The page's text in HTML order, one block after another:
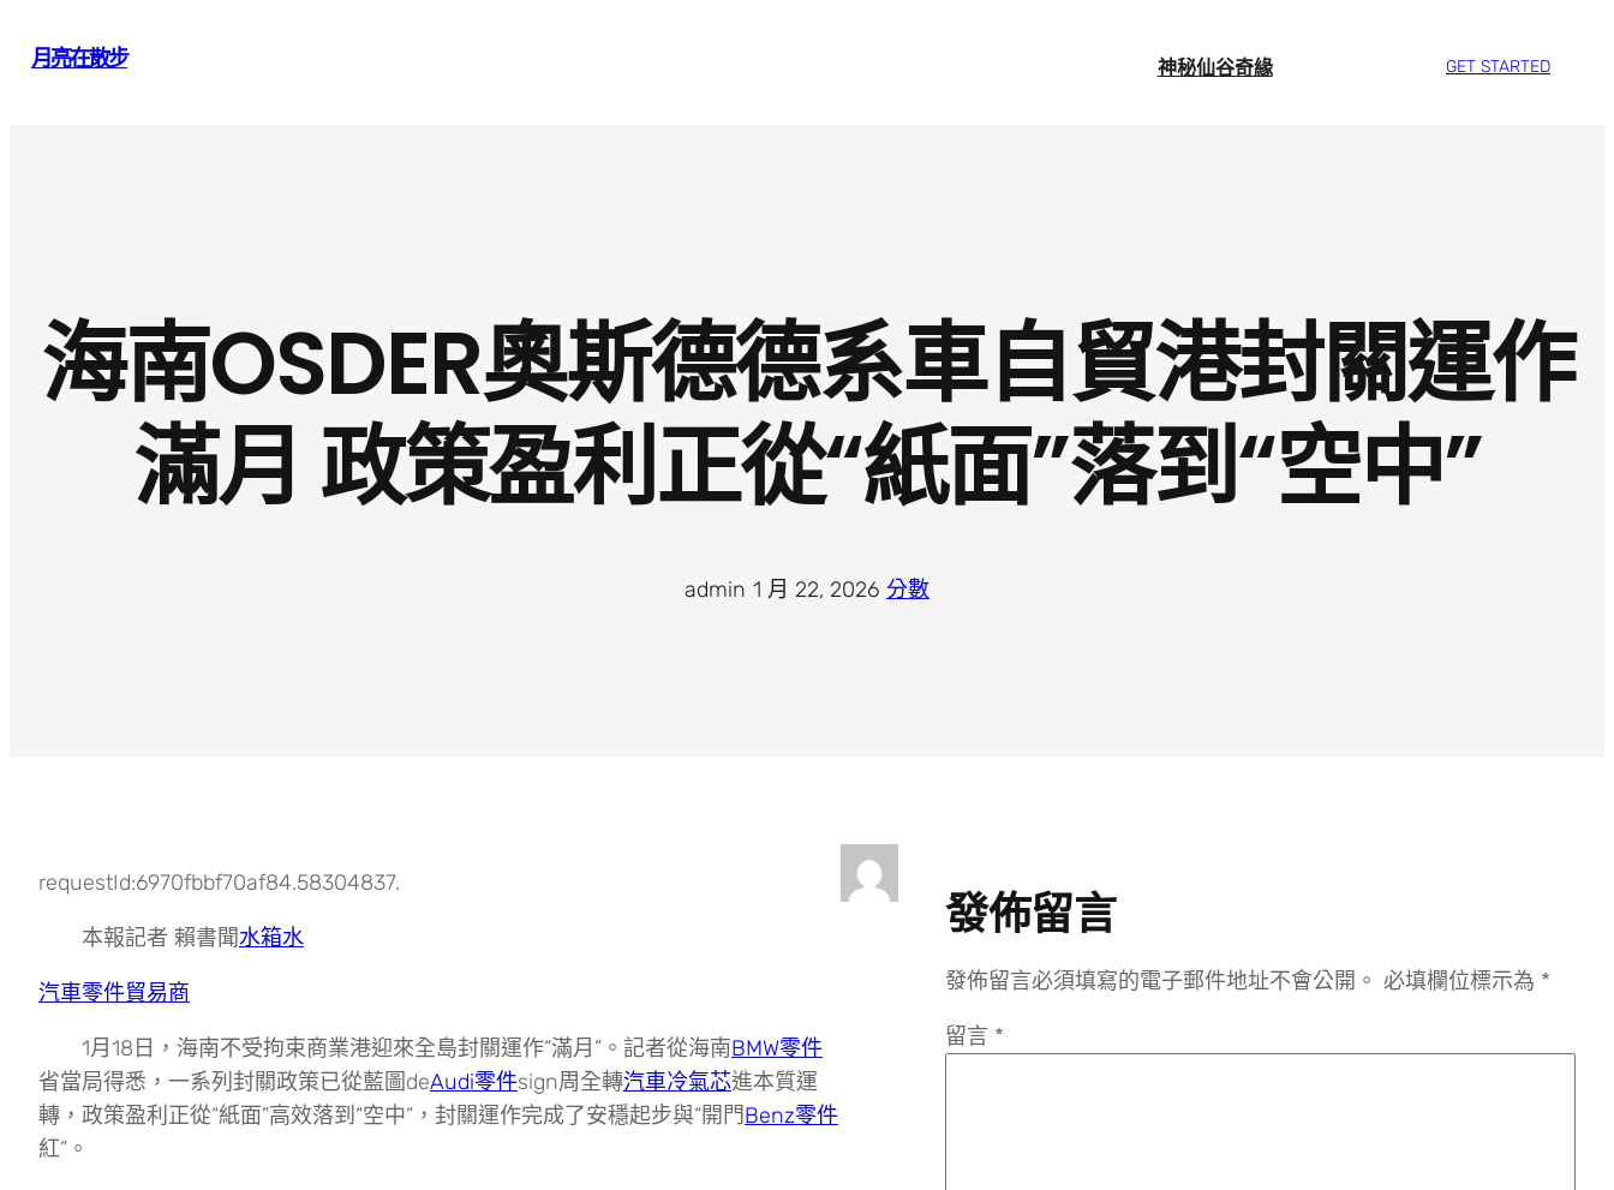
月亮在散步 神秘仙谷奇緣 GET STARTED
海南OSDER奧斯德德系車自貿港封關運作
滿月 政策盈利正從“紙面”落到“空中”
admin 1 月 22, 2026 分數
requestId:6970fbbf70af84.58304837.
本報記者 賴書聞水箱水
汽車零件貿易商
1月18日，海南不受拘束商業港迎來全島封關運作“滿月”。記者從海南BMW零件
省當局得悉，一系列封關政策已從藍圖deAudi零件sign周全轉汽車冷氣芯進本質運
轉，政策盈利正從“紙面”高效落到“空中”，封關運作完成了安穩起步與“開門Benz零件
紅”。
發佈留言
發佈留言必須填寫的電子郵件地址不會公開。 必填欄位標示為 *
留言 *